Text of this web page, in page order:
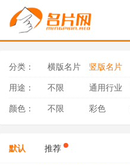
分类： 横版名片 竖版名片
用途： 不限 通用行业
颜色： 不限 彩色
默认 推荐